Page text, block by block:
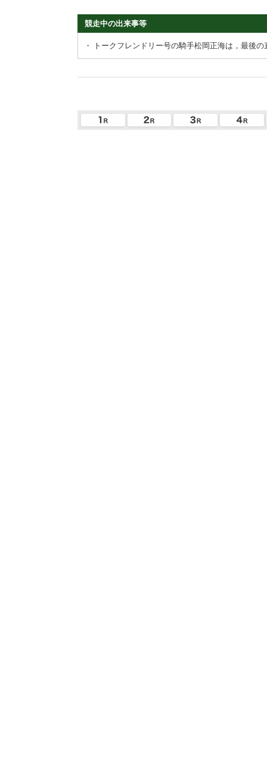
競走中の出来事等
・ トークフレンドリー号の騎手松岡正海は，最後